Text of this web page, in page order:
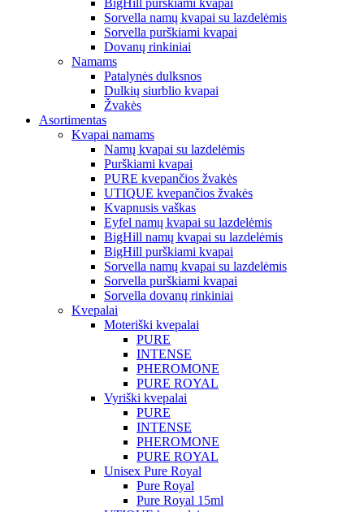
Sorvella namų kvapai su lazdelėmis
Sorvella purškiami kvapai
Dovanų rinkiniai
Namams
Patalynės dulksnos
Dulkių siurblio kvapai
Žvakės
Asortimentas
Kvapai namams
Namų kvapai su lazdelėmis
Purškiami kvapai
PURE kvepančios žvakės
UTIQUE kvepančios žvakės
Kvapnusis vaškas
Eyfel namų kvapai su lazdelėmis
BigHill namų kvapai su lazdelėmis
BigHill purškiami kvapai
Sorvella namų kvapai su lazdelėmis
Sorvella purškiami kvapai
Sorvella dovanų rinkiniai
Kvepalai
Moteriški kvepalai
PURE
INTENSE
PHEROMONE
PURE ROYAL
Vyriški kvepalai
PURE
INTENSE
PHEROMONE
PURE ROYAL
Unisex Pure Royal
Pure Royal
Pure Royal 15ml